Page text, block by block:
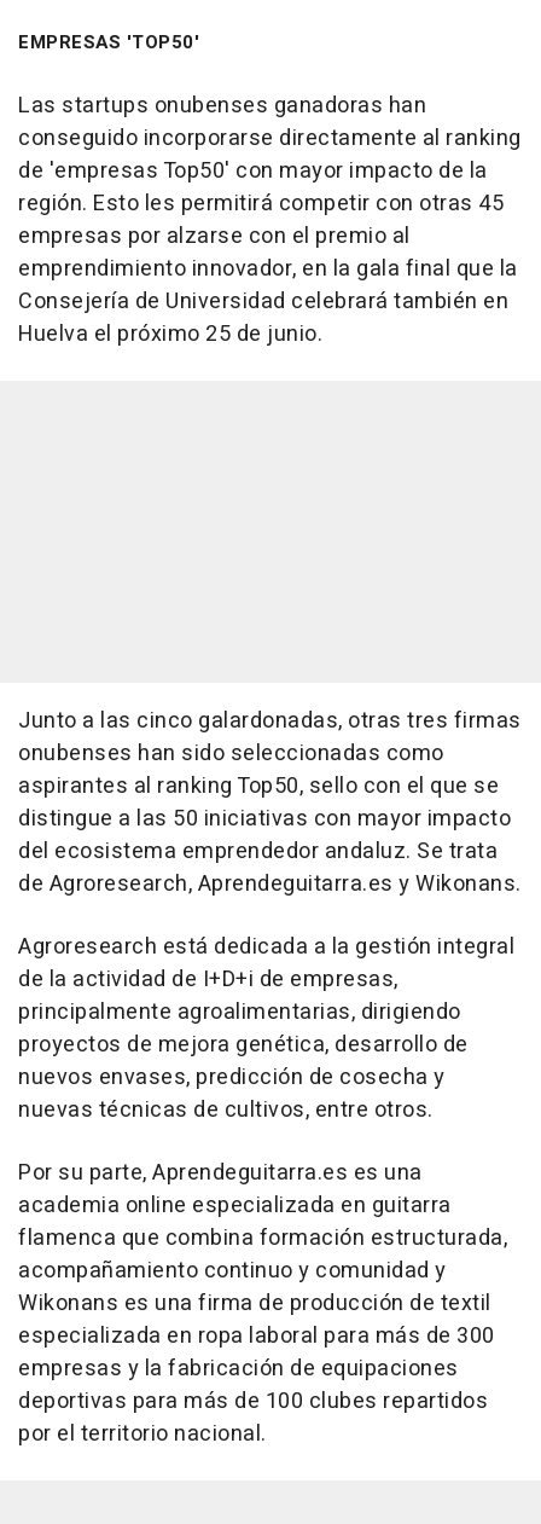
EMPRESAS 'TOP50'
Las startups onubenses ganadoras han
conseguido incorporarse directamente al ranking
de 'empresas Top50' con mayor impacto de la
región. Esto les permitirá competir con otras 45
empresas por alzarse con el premio al
emprendimiento innovador, en la gala final que la
Consejería de Universidad celebrará también en
Huelva el próximo 25 de junio.
Junto a las cinco galardonadas, otras tres firmas
onubenses han sido seleccionadas como
aspirantes al ranking Top50, sello con el que se
distingue a las 50 iniciativas con mayor impacto
del ecosistema emprendedor andaluz. Se trata
de Agroresearch, Aprendeguitarra.es y Wikonans.
Agroresearch está dedicada a la gestión integral
de la actividad de I+D+i de empresas,
principalmente agroalimentarias, dirigiendo
proyectos de mejora genética, desarrollo de
nuevos envases, predicción de cosecha y
nuevas técnicas de cultivos, entre otros.
Por su parte, Aprendeguitarra.es es una
academia online especializada en guitarra
flamenca que combina formación estructurada,
acompañamiento continuo y comunidad y
Wikonans es una firma de producción de textil
especializada en ropa laboral para más de 300
empresas y la fabricación de equipaciones
deportivas para más de 100 clubes repartidos
por el territorio nacional.